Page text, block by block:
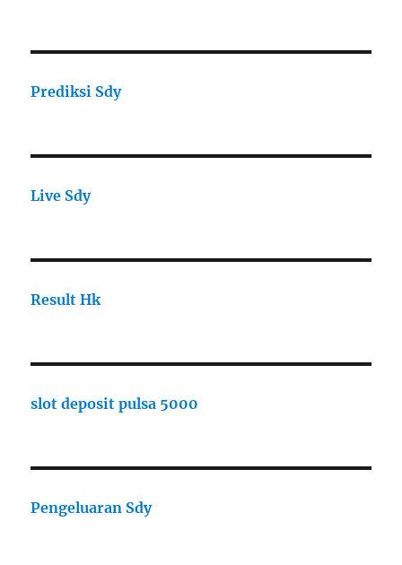
Prediksi Sdy
Live Sdy
Result Hk
slot deposit pulsa 5000
Pengeluaran Sdy